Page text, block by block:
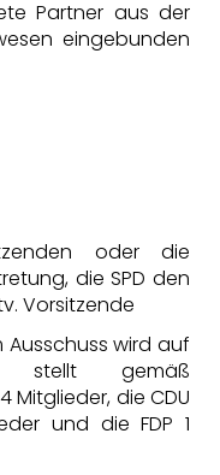
Partner aus der
eingebunden
oder die
die SPD den
Vorsitzende
Ausschuss wird auf
stellt gemäß
Mitglieder, die CDU
und die FDP 1